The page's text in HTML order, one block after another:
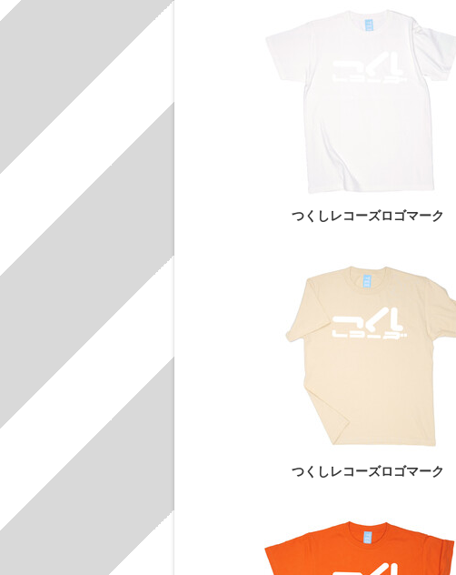
つくしレコーズロゴマーク
つくしレコーズロゴマーク